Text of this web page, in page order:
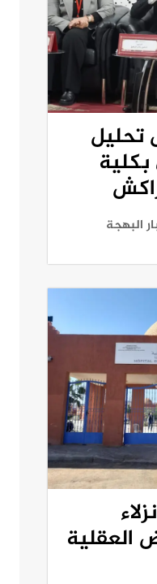
تحليل
البهجة
العقلية